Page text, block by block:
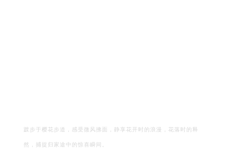
踱步于樱花步道，感受微风拂面，静享花开时的浪漫，花落时的释
然，捕捉归家途中的惊喜瞬间。